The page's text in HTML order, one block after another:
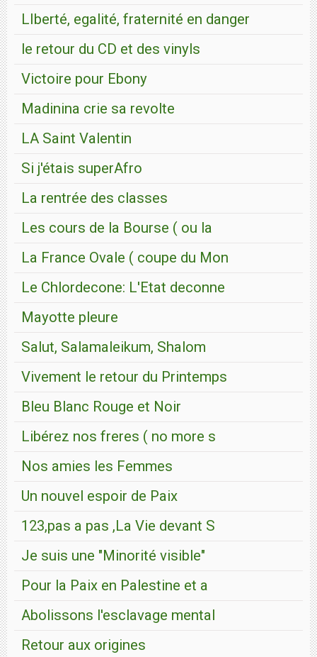
LIberté, egalité, fraternité en danger
le retour du CD et des vinyls
Victoire pour Ebony
Madinina crie sa revolte
LA Saint Valentin
Si j'étais superAfro
La rentrée des classes
Les cours de la Bourse ( ou la
La France Ovale ( coupe du Mon
Le Chlordecone: L'Etat deconne
Mayotte pleure
Salut, Salamaleikum, Shalom
Vivement le retour du Printemps
Bleu Blanc Rouge et Noir
Libérez nos freres ( no more s
Nos amies les Femmes
Un nouvel espoir de Paix
123,pas a pas ,La Vie devant S
Je suis une "Minorité visible"
Pour la Paix en Palestine et a
Abolissons l'esclavage mental
Retour aux origines